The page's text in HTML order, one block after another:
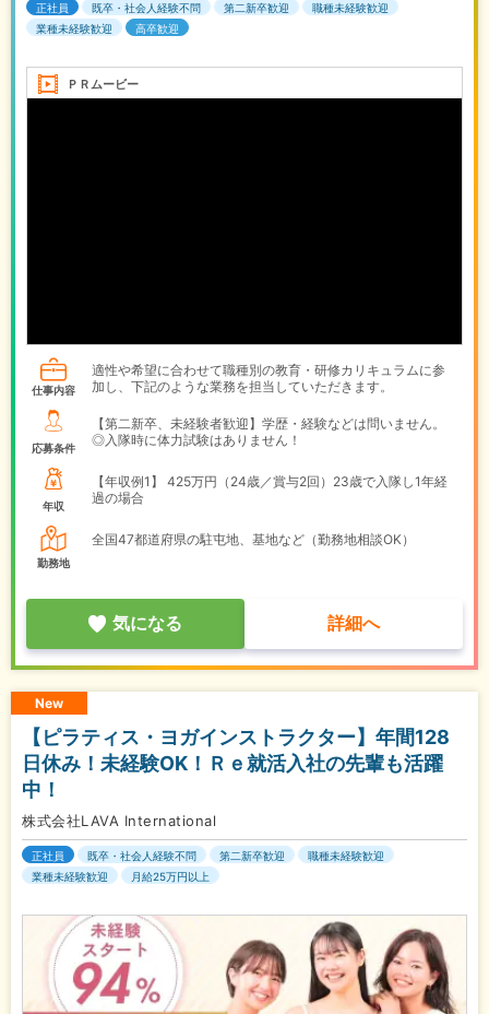
正社員 既卒・社会人経験不問 第二新卒歓迎
職種未経験歓迎
業種未経験歓迎
高卒歓迎
ＰＲムービー
仕事内容
適性や希望に合わせて職種別の教育・研修カリキュラムに参
加し、下記のような業務を担当していただきます。
応募条件
【第二新卒、未経験者歓迎】学歴・経験などは問いません。
◎入隊時に体力試験はありません！
年収
【年収例1】
425万円（24歳／賞与2回）23歳で入隊し1年経
過の場合
勤務地
全国47都道府県の駐屯地、基地など（勤務地相談OK）
気になる 詳細へ
New
【ピラティス・ヨガインストラクター】年間128
日休み！未経験OK！Ｒｅ就活入社の先輩も活躍
中！
株式会社LAVA International
正社員 既卒・社会人経験不問 第二新卒歓迎
職種未経験歓迎
業種未経験歓迎
月給25万円以上